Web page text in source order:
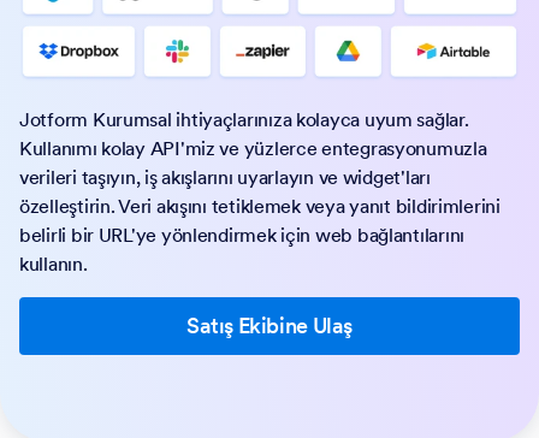
Jotform Kurumsal ihtiyaçlarınıza kolayca uyum sağlar.
Kullanımı kolay API'miz ve yüzlerce entegrasyonumuzla
verileri taşıyın, iş akışlarını uyarlayın ve widget'ları
özelleştirin. Veri akışını tetiklemek veya yanıt bildirimlerini